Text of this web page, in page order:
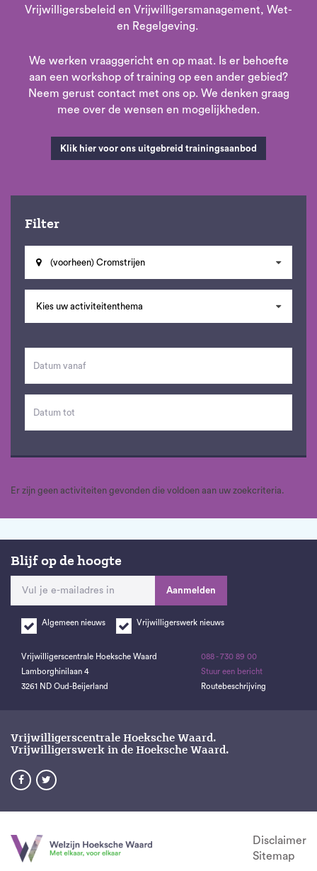
Vrijwilligersbeleid en Vrijwilligersmanagement, Wet-
en Regelgeving.
We werken vraaggericht en op maat. Is er behoefte
aan een workshop of training op een ander gebied?
Neem gerust contact met ons op. We denken graag
mee over de wensen en mogelijkheden.
Klik hier voor ons uitgebreid trainingsaanbod
Filter
(voorheen) Cromstrijen
Kies uw activiteitenthema
Er zijn geen activiteiten gevonden die voldoen aan uw zoekcriteria.
Blijf op de hoogte
Aanmelden
Algemeen nieuws Vrijwilligerswerk nieuws
Vrijwilligerscentrale Hoeksche Waard
Lamborghinilaan 4
3261 ND Oud-Beijerland
088 - 730 89 00
Stuur een bericht
Routebeschrijving
Vrijwilligerscentrale Hoeksche Waard.
Vrijwilligerswerk in de Hoeksche Waard.
 
Disclaimer
Sitemap